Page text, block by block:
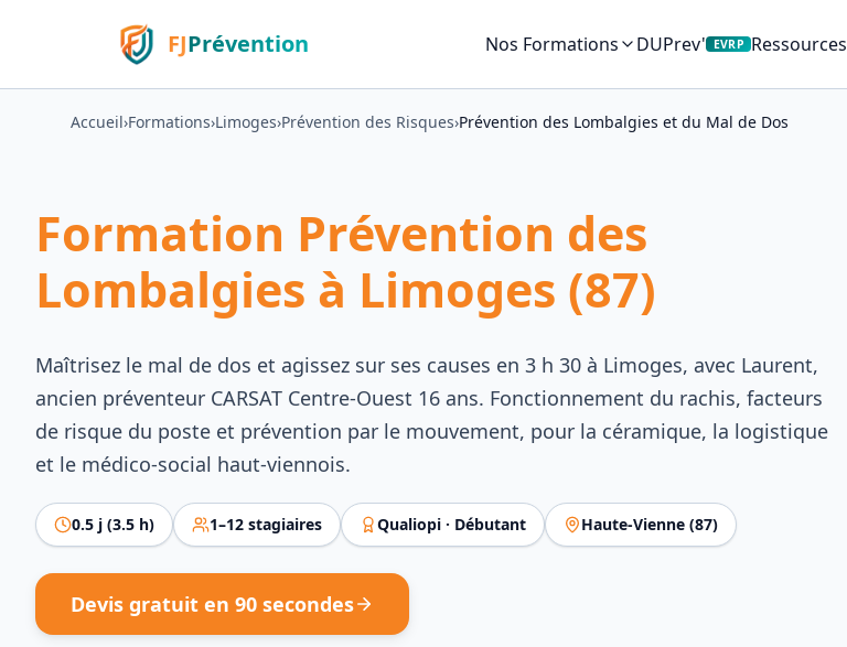
FJPrévention Nos Formations DUPrev' EVRP Ressources
Accueil›Formations›Limoges›Prévention des Risques›Prévention des Lombalgies et du Mal de Dos
Formation Prévention des
Lombalgies à Limoges (87)
Maîtrisez le mal de dos et agissez sur ses causes en 3 h 30 à Limoges, avec Laurent,
ancien préventeur CARSAT Centre-Ouest 16 ans. Fonctionnement du rachis, facteurs
de risque du poste et prévention par le mouvement, pour la céramique, la logistique
et le médico-social haut-viennois.
0.5 j (3.5 h) 1–12 stagiaires Qualiopi · Débutant Haute-Vienne (87)
Devis gratuit en 90 secondes